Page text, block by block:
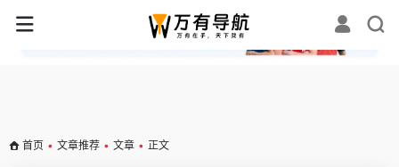
✕
首页 • 文章推荐 • 文章 • 正文